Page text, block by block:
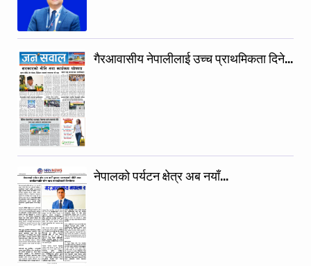
गैरआवासीय नेपालीलाई उच्च प्राथमिकता दिने…
नेपालको पर्यटन क्षेत्र अब नयाँ…